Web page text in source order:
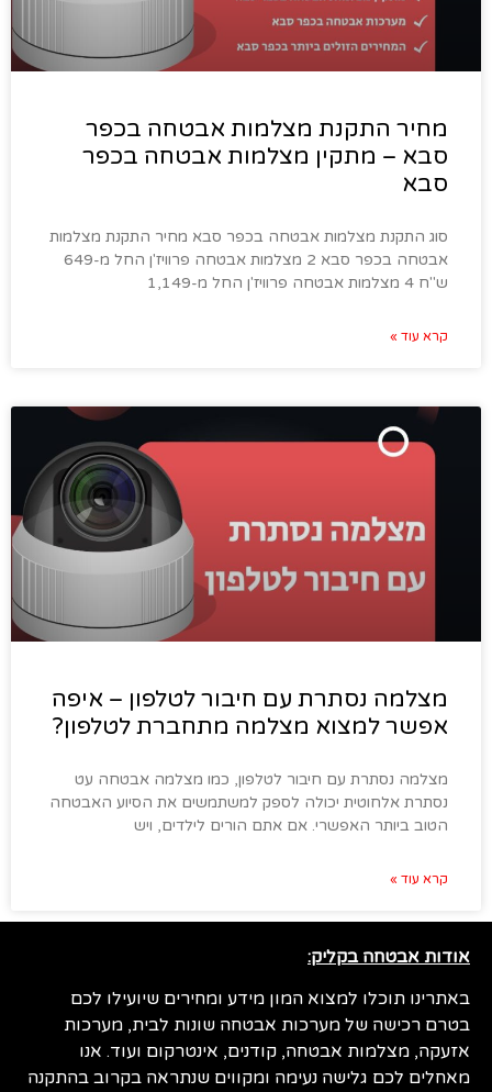
מחיר התקנת מצלמות אבטחה בכפר
סבא – מתקין מצלמות אבטחה בכפר
סבא
סוג התקנת מצלמות אבטחה בכפר סבא מחיר התקנת מצלמות
אבטחה בכפר סבא 2 מצלמות אבטחה פרוויז'ן החל מ-649
ש"ח 4 מצלמות אבטחה פרוויז'ן החל מ-1,149
קרא עוד »
מצלמה נסתרת עם חיבור לטלפון – איפה
אפשר למצוא מצלמה מתחברת לטלפון?
מצלמה נסתרת עם חיבור לטלפון, כמו מצלמה אבטחה עט
נסתרת אלחוטית יכולה לספק למשתמשים את הסיוע האבטחה
הטוב ביותר האפשרי. אם אתם הורים לילדים, ויש
קרא עוד »
אודות אבטחה בקליק:
באתרינו תוכלו למצוא המון מידע ומחירים שיועילו לכם
בטרם רכישה של מערכות אבטחה שונות לבית, מערכות
אזעקה, מצלמות אבטחה, קודנים, אינטרקום ועוד. אנו
מאחלים לכם גלישה נעימה ומקווים שנתראה בקרוב בהתקנה